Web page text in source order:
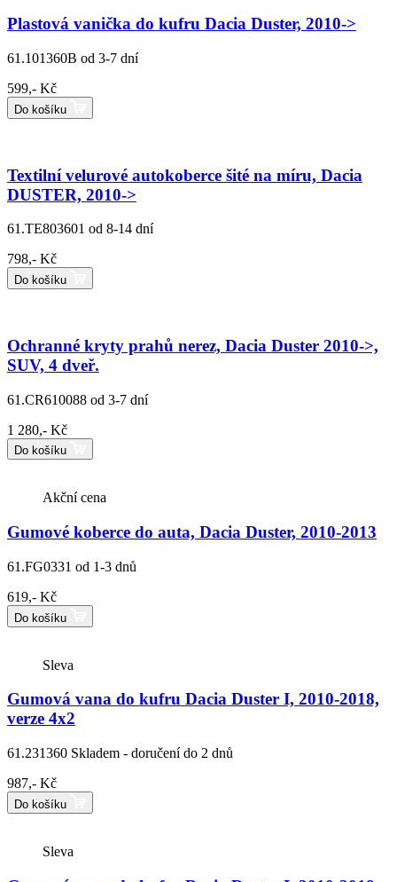
Plastová vanička do kufru Dacia Duster, 2010->
61.101360B od 3-7 dní
599,- Kč
Do košíku
Textilní velurové autokoberce šité na míru, Dacia
DUSTER, 2010->
61.TE803601 od 8-14 dní
798,- Kč
Do košíku
Ochranné kryty prahů nerez, Dacia Duster 2010->,
SUV, 4 dveř.
61.CR610088 od 3-7 dní
1 280,- Kč
Do košíku
Akční cena
Gumové koberce do auta, Dacia Duster, 2010-2013
61.FG0331 od 1-3 dnů
619,- Kč
Do košíku
Sleva
Gumová vana do kufru Dacia Duster I, 2010-2018,
verze 4x2
61.231360 Skladem - doručení do 2 dnů
987,- Kč
Do košíku
Sleva